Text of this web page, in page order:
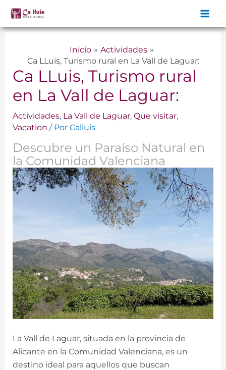
contenido
Inicio
Actividades
Ca LLuis, Turismo rural en La Vall de Laguar:
Ca LLuis, Turismo rural
en La Vall de Laguar:
Actividades, La Vall de Laguar, Que visitar,
Vacation / Por Calluis
Descubre un Paraíso Natural en
la Comunidad Valenciana
La Vall de Laguar, situada en la provincia de
Alicante en la Comunidad Valenciana, es un
destino ideal para aquellos que buscan